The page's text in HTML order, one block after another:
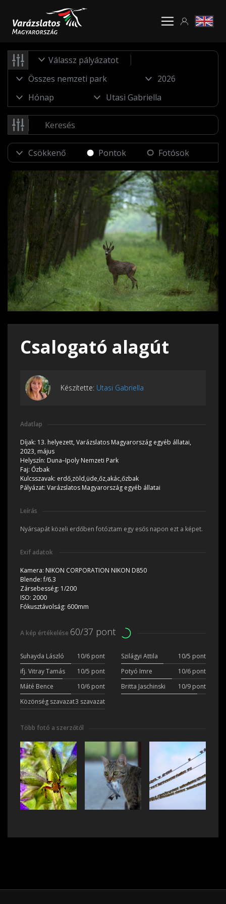
Válassz pályázatot
Pontok Fotósok
Csalogató alagút
Készítette: Utasi Gabriella
Adatlap
Díjak: 13. helyezett, Varázslatos Magyarország egyéb állatai,
2023, május
Helyszín: Duna–Ipoly Nemzeti Park
Faj: Őzbak
Kulcsszavak: erdő,zöld,üde,őz,akác,őzbak
Pályázat: Varázslatos Magyarország egyéb állatai
Leírás
Nyársapát közeli erdőben fotóztam egy esős napon ezt a képet.
Exif adatok
Kamera: NIKON CORPORATION NIKON D850
Blende:f/6.3
Zársebesség: 1/200
ISO: 2000
Fókusztávolság: 600mm
A kép értékelése 60/37 pont
Suhayda László 10/6 pont Szilágyi Attila
10/5 pont
ifj. Vitray Tamás
10/5 pont Potyó Imre
10/6 pont
Máté Bence
10/6 pont Britta Jaschinski
10/9 pont
Közönség szavazat3 szavazat
Több fotó a szerzőtől